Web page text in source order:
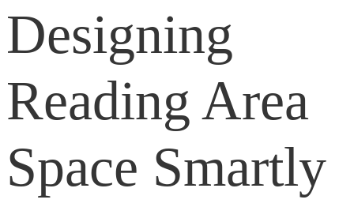
Designing
Reading Area
Space Smartly